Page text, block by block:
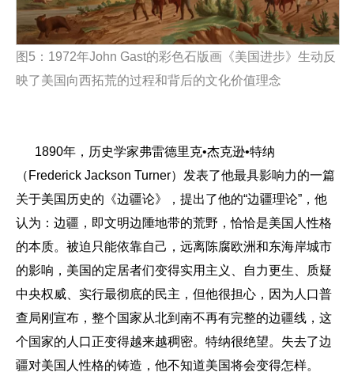
图 5 ： 1972年John Gast的彩色石版画《美国进步》生动反
映了美国向西拓荒的过程和背后的文化价值理念
1890年，历史学家弗雷德里克•杰克逊•特纳
（Frederick Jackson Turner）发表了他最具影响力的一篇
关于美国历史的《边疆论》，提出了他的“边疆理论”，他
认为：边疆，即文明边陲地带的荒野，恰恰是美国人性格
的本质。被迫只能依靠自己，远离陈腐欧洲和东海岸城市
的影响，美国的定居者们变得实用主义、自力更生、质疑
中央权威、实行最彻底的民主，但他很担心，因为人口普
查局刚宣布，整个国家从北到南不再有完整的边疆线，这
个国家的人口正变得越来越稠密。特纳很绝望。失去了边
疆对美国人性格的铸造，他不知道美国将会变得怎样。